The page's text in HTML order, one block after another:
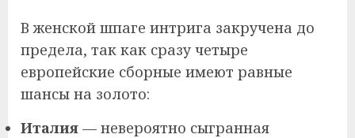
В женской шпаге интрига закручена до
предела, так как сразу четыре
европейские сборные имеют равные
шансы на золото:
Италия — невероятно сыгранная